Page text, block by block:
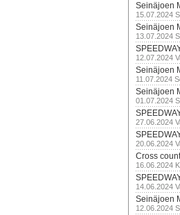
Seinäjoen
15.07.2024
Seinäjoen
13.07.2024
12.07.2024
Seinäjoen
11.07.2024
Seinäjoen
01.07.2024
27.06.2024
20.06.2024
Cross
16.06.2024
14.06.2024
Seinäjoen
12.06.2024